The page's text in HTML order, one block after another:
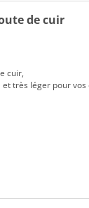
de cuir
cuir,
très léger pour